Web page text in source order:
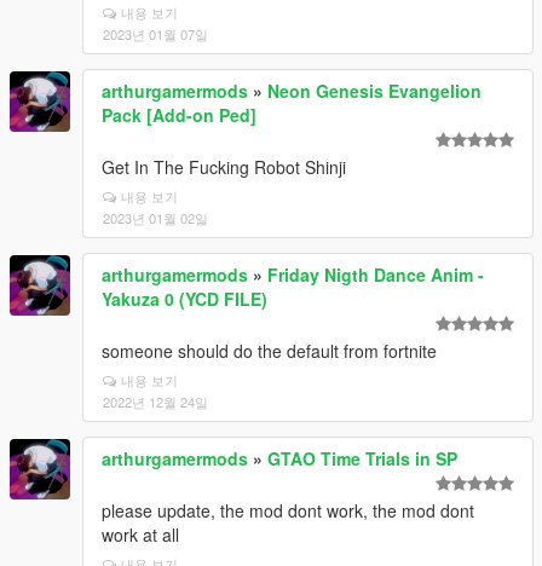
내용 보기
2023년 01월 07일
arthurgamermods » Neon Genesis Evangelion
Pack [Add-on Ped]
Get In The Fucking Robot Shinji
내용 보기
2023년 01월 02일
arthurgamermods » Friday Nigth Dance Anim -
Yakuza 0 (YCD FILE)
someone should do the default from fortnite
내용 보기
2022년 12월 24일
arthurgamermods » GTAO Time Trials in SP
please update, the mod dont work, the mod dont
work at all